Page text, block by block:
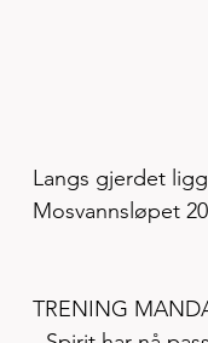
Langs gjerdet
Mosvannsløpet
TRENING